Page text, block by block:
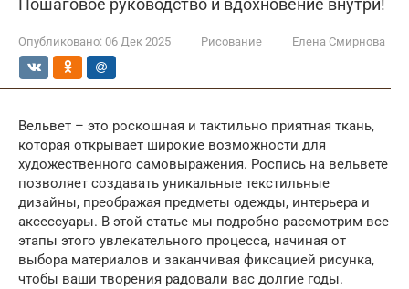
Пошаговое руководство и вдохновение внутри!
Опубликовано: 06 Дек 2025 Рисование Елена Смирнова
Вельвет – это роскошная и тактильно приятная ткань,
которая открывает широкие возможности для
художественного самовыражения. Роспись на вельвете
позволяет создавать уникальные текстильные
дизайны, преображая предметы одежды, интерьера и
аксессуары. В этой статье мы подробно рассмотрим все
этапы этого увлекательного процесса, начиная от
выбора материалов и заканчивая фиксацией рисунка,
чтобы ваши творения радовали вас долгие годы.